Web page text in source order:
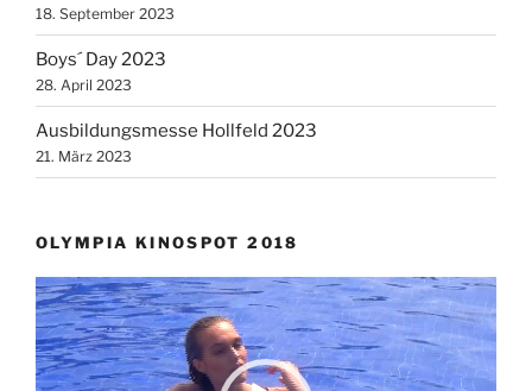
18. September 2023
Boys´ Day 2023
28. April 2023
Ausbildungsmesse Hollfeld 2023
21. März 2023
OLYMPIA KINOSPOT 2018
Video-
Player